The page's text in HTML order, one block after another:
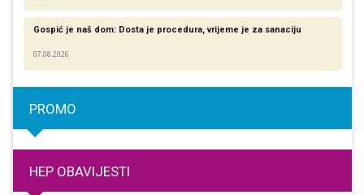
Gospić je naš dom: Dosta je procedura, vrijeme je za sanaciju
07.08.2026
PROMO
HEP OBAVIJESTI